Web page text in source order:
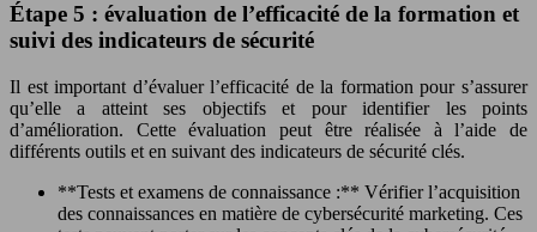
Étape 5 : évaluation de l’efficacité de la formation et
suivi des indicateurs de sécurité
Il est important d’évaluer l’efficacité de la formation pour s’assurer
qu’elle a atteint ses objectifs et pour identifier les points
d’amélioration. Cette évaluation peut être réalisée à l’aide de
différents outils et en suivant des indicateurs de sécurité clés.
**Tests et examens de connaissance :** Vérifier l’acquisition
des connaissances en matière de cybersécurité marketing. Ces